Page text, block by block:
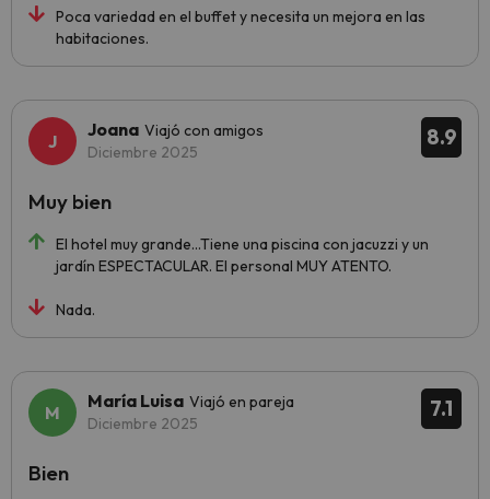
Poca variedad en el buffet y necesita un mejora en las
habitaciones.
8.9
Joana Viajó con amigos
Diciembre 2025
El hotel muy grande...Tiene una piscina con jacuzzi y un
jardín ESPECTACULAR. El personal MUY ATENTO.
Nada.
Muy bien
7.1
María Luisa Viajó en pareja
Diciembre 2025
Bien